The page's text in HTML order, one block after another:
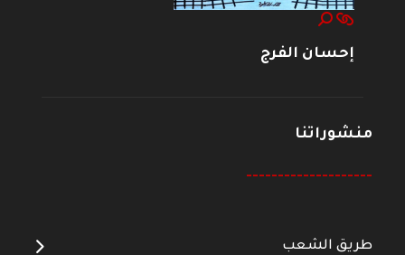
إحسان الفرج
منشوراتنا
--------------------
طريق الشعب